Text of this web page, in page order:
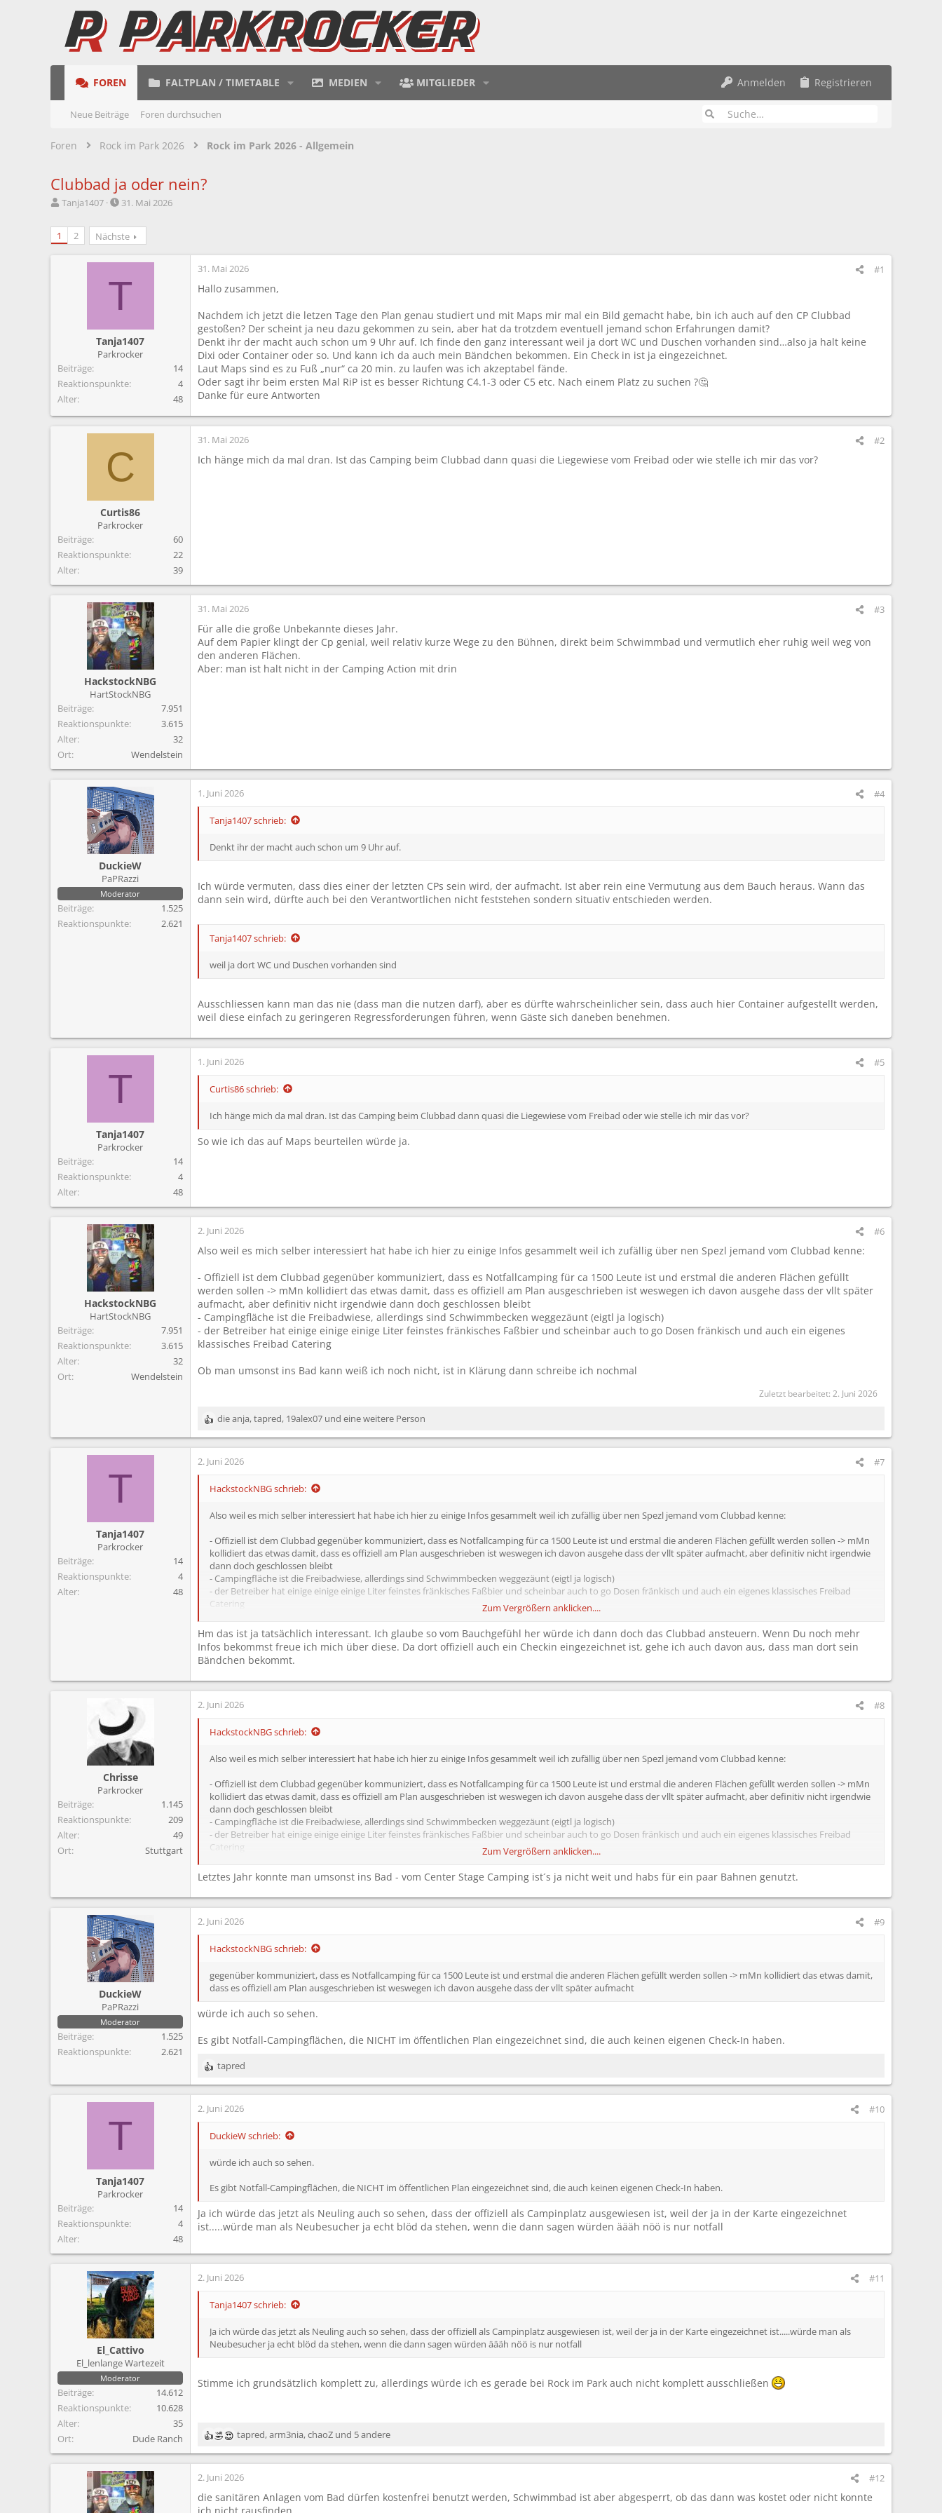
FOREN FALTPLAN / TIMETABLE MEDIEN MITGLIEDER Anmelden Registrieren
Neue Beiträge Foren durchsuchen
Foren Rock im Park 2026 Rock im Park 2026 - Allgemein
Clubbad ja oder nein?
E
s
Tanja1407
E
s
t
l
31. Mai 2026
1 2 Nächste
T
Tanja1407
Parkrocker
Beiträge
14
Reaktionspunkte
4
Alter
48
31. Mai 2026 #1
Hallo zusammen,
Nachdem ich jetzt die letzen Tage den Plan genau studiert und mit Maps mir mal ein Bild gemacht habe, bin ich auch auf den CP Clubbad
gestoßen? Der scheint ja neu dazu gekommen zu sein, aber hat da trotzdem eventuell jemand schon Erfahrungen damit?
Denkt ihr der macht auch schon um 9 Uhr auf. Ich finde den ganz interessant weil ja dort WC und Duschen vorhanden sind…also ja halt keine
Dixi oder Container oder so. Und kann ich da auch mein Bändchen bekommen. Ein Check in ist ja eingezeichnet.
Laut Maps sind es zu Fuß „nur“ ca 20 min. zu laufen was ich akzeptabel fände.
Oder sagt ihr beim ersten Mal RiP ist es besser Richtung C4.1-3 oder C5 etc. Nach einem Platz zu suchen ?🤔
Danke für eure Antworten
C
Curtis86
Parkrocker
Beiträge
60
Reaktionspunkte
22
Alter
39
31. Mai 2026 #2
Ich hänge mich da mal dran. Ist das Camping beim Clubbad dann quasi die Liegewiese vom Freibad oder wie stelle ich mir das vor?
HackstockNBG
HartStockNBG
Beiträge
7.951
Reaktionspunkte
3.615
Alter
32
Ort
Wendelstein
31. Mai 2026 #3
Für alle die große Unbekannte dieses Jahr.
Auf dem Papier klingt der Cp genial, weil relativ kurze Wege zu den Bühnen, direkt beim Schwimmbad und vermutlich eher ruhig weil weg von
den anderen Flächen.
Aber: man ist halt nicht in der Camping Action mit drin
DuckieW
PaPRazzi
Moderator
Beiträge
1.525
Reaktionspunkte
2.621
1. Juni 2026 #4
Tanja1407 schrieb:
Denkt ihr der macht auch schon um 9 Uhr auf.
Ich würde vermuten, dass dies einer der letzten CPs sein wird, der aufmacht. Ist aber rein eine Vermutung aus dem Bauch heraus. Wann das
dann sein wird, dürfte auch bei den Verantwortlichen nicht feststehen sondern situativ entschieden werden.
Tanja1407 schrieb:
weil ja dort WC und Duschen vorhanden sind
Ausschliessen kann man das nie (dass man die nutzen darf), aber es dürfte wahrscheinlicher sein, dass auch hier Container aufgestellt werden,
weil diese einfach zu geringeren Regressforderungen führen, wenn Gäste sich daneben benehmen.
T
Tanja1407
Parkrocker
Beiträge
14
Reaktionspunkte
4
Alter
48
1. Juni 2026 #5
Curtis86 schrieb:
Ich hänge mich da mal dran. Ist das Camping beim Clubbad dann quasi die Liegewiese vom Freibad oder wie stelle ich mir das vor?
So wie ich das auf Maps beurteilen würde ja.
HackstockNBG
HartStockNBG
Beiträge
7.951
Reaktionspunkte
3.615
Alter
32
Ort
Wendelstein
2. Juni 2026 #6
Also weil es mich selber interessiert hat habe ich hier zu einige Infos gesammelt weil ich zufällig über nen Spezl jemand vom Clubbad kenne:
- Offiziell ist dem Clubbad gegenüber kommuniziert, dass es Notfallcamping für ca 1500 Leute ist und erstmal die anderen Flächen gefüllt
werden sollen -> mMn kollidiert das etwas damit, dass es offiziell am Plan ausgeschrieben ist weswegen ich davon ausgehe dass der vllt später
aufmacht, aber definitiv nicht irgendwie dann doch geschlossen bleibt
- Campingfläche ist die Freibadwiese, allerdings sind Schwimmbecken weggezäunt (eigtl ja logisch)
- der Betreiber hat einige einige einige Liter feinstes fränkisches Faßbier und scheinbar auch to go Dosen fränkisch und auch ein eigenes
klassisches Freibad Catering
Ob man umsonst ins Bad kann weiß ich noch nicht, ist in Klärung dann schreibe ich nochmal
Zuletzt bearbeitet: 2. Juni 2026
R
e
a
k
die anja,tapred, 19alex07 und eine weitere Person
T
Tanja1407
Parkrocker
Beiträge
14
Reaktionspunkte
4
Alter
48
2. Juni 2026 #7
HackstockNBG schrieb:
Also weil es mich selber interessiert hat habe ich hier zu einige Infos gesammelt weil ich zufällig über nen Spezl jemand vom Clubbad kenne:
- Offiziell ist dem Clubbad gegenüber kommuniziert, dass es Notfallcamping für ca 1500 Leute ist und erstmal die anderen Flächen gefüllt werden sollen -> mMn
kollidiert das etwas damit, dass es offiziell am Plan ausgeschrieben ist weswegen ich davon ausgehe dass der vllt später aufmacht, aber definitiv nicht irgendwie
dann doch geschlossen bleibt
- Campingfläche ist die Freibadwiese, allerdings sind Schwimmbecken weggezäunt (eigtl ja logisch)
- der Betreiber hat einige einige einige Liter feinstes fränkisches Faßbier und scheinbar auch to go Dosen fränkisch und auch ein eigenes klassisches Freibad
Catering
Ob man umsonst ins Bad kann weiß ich noch nicht, ist in Klärung dann schreibe ich nochmal
Zum Vergrößern anklicken....
Hm das ist ja tatsächlich interessant. Ich glaube so vom Bauchgefühl her würde ich dann doch das Clubbad ansteuern. Wenn Du noch mehr
Infos bekommst freue ich mich über diese. Da dort offiziell auch ein Checkin eingezeichnet ist, gehe ich auch davon aus, dass man dort sein
Bändchen bekommt.
Chrisse
Parkrocker
Beiträge
1.145
Reaktionspunkte
209
Alter
49
Ort
Stuttgart
2. Juni 2026 #8
HackstockNBG schrieb:
Also weil es mich selber interessiert hat habe ich hier zu einige Infos gesammelt weil ich zufällig über nen Spezl jemand vom Clubbad kenne:
- Offiziell ist dem Clubbad gegenüber kommuniziert, dass es Notfallcamping für ca 1500 Leute ist und erstmal die anderen Flächen gefüllt werden sollen -> mMn
kollidiert das etwas damit, dass es offiziell am Plan ausgeschrieben ist weswegen ich davon ausgehe dass der vllt später aufmacht, aber definitiv nicht irgendwie
dann doch geschlossen bleibt
- Campingfläche ist die Freibadwiese, allerdings sind Schwimmbecken weggezäunt (eigtl ja logisch)
- der Betreiber hat einige einige einige Liter feinstes fränkisches Faßbier und scheinbar auch to go Dosen fränkisch und auch ein eigenes klassisches Freibad
Catering
Ob man umsonst ins Bad kann weiß ich noch nicht, ist in Klärung dann schreibe ich nochmal
Zum Vergrößern anklicken....
Letztes Jahr konnte man umsonst ins Bad - vom Center Stage Camping ist´s ja nicht weit und habs für ein paar Bahnen genutzt.
DuckieW
PaPRazzi
Moderator
Beiträge
1.525
Reaktionspunkte
2.621
2. Juni 2026 #9
HackstockNBG schrieb:
gegenüber kommuniziert, dass es Notfallcamping für ca 1500 Leute ist und erstmal die anderen Flächen gefüllt werden sollen -> mMn kollidiert das etwas damit,
dass es offiziell am Plan ausgeschrieben ist weswegen ich davon ausgehe dass der vllt später aufmacht
würde ich auch so sehen.
Es gibt Notfall-Campingflächen, die NICHT im öffentlichen Plan eingezeichnet sind, die auch keinen eigenen Check-In haben.
R
e
a
k
tapred
T
Tanja1407
Parkrocker
Beiträge
14
Reaktionspunkte
4
Alter
48
2. Juni 2026 #10
DuckieW schrieb:
würde ich auch so sehen.
Es gibt Notfall-Campingflächen, die NICHT im öffentlichen Plan eingezeichnet sind, die auch keinen eigenen Check-In haben.
Ja ich würde das jetzt als Neuling auch so sehen, dass der offiziell als Campinplatz ausgewiesen ist, weil der ja in der Karte eingezeichnet
ist.....würde man als Neubesucher ja echt blöd da stehen, wenn die dann sagen würden äääh nöö is nur notfall
El_Cattivo
El_lenlange Wartezeit
Moderator
Beiträge
14.612
Reaktionspunkte
10.628
Alter
35
Ort
Dude Ranch
2. Juni 2026 #11
Tanja1407 schrieb:
Ja ich würde das jetzt als Neuling auch so sehen, dass der offiziell als Campinplatz ausgewiesen ist, weil der ja in der Karte eingezeichnet ist.....würde man als
Neubesucher ja echt blöd da stehen, wenn die dann sagen würden äääh nöö is nur notfall
Stimme ich grundsätzlich komplett zu, allerdings würde ich es gerade bei Rock im Park auch nicht komplett ausschließen
R
e
a
k
i
tapred,arm3nia,chaoZ und 5 andere
2. Juni 2026 #12
die sanitären Anlagen vom Bad dürfen kostenfrei benutzt werden, Schwimmbad ist aber abgesperrt, ob das dann was kostet oder nicht konnte
ich nicht rausfinden.